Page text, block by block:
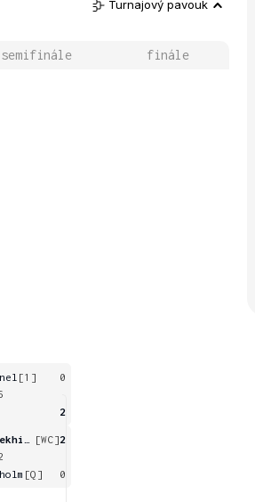
Turnajový pavouk
semifinále finále
[1]
0
2
[WC]2
[Q] 0